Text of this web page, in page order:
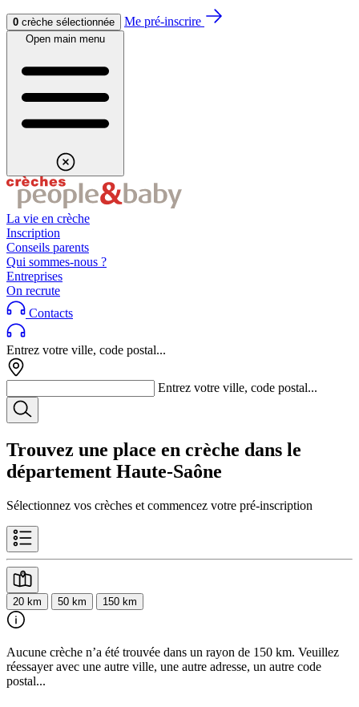
Aller au contenuAller au footer
0 crèche sélectionnée Me pré-inscrire
Open main menu
La vie en crèche
Inscription
Conseils parents
Qui sommes-nous ?
Entreprises
On recrute
Contacts
Entrez votre ville, code postal...
Entrez votre ville, code postal...
Trouvez une place en crèche dans le
département Haute-Saône
Sélectionnez vos crèches et commencez votre pré-inscription
20 km 50 km 150 km
Aucune crèche n’a été trouvée dans un rayon de 150 km. Veuillez
réessayer avec une autre ville, une autre adresse, un autre code
postal...